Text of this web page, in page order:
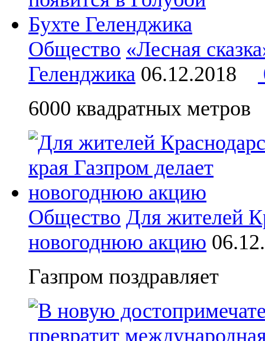
Общество «Лесная
Геленджика 06.12.2018
6000 квадратных метров
Общество Для жителей
новогоднюю акцию
Газпром поздравляет